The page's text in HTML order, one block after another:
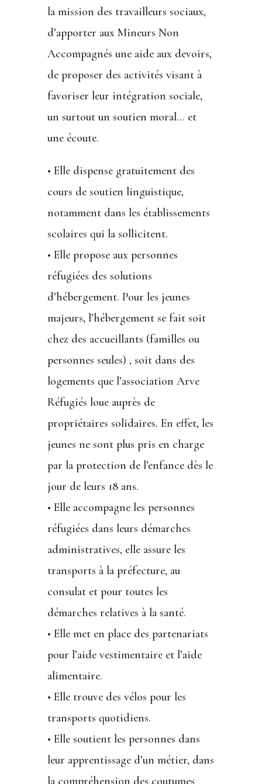
la mission des travailleurs sociaux,
d’apporter aux Mineurs Non
Accompagnés une aide aux devoirs,
de proposer des activités visant à
favoriser leur intégration sociale,
un surtout un soutien moral… et
une écoute.
• Elle dispense gratuitement des
cours de soutien linguistique,
notamment dans les établissements
scolaires qui la sollicitent.
• Elle propose aux personnes
réfugiées des solutions
d’hébergement. Pour les jeunes
majeurs, l’hébergement se fait soit
chez des accueillants (familles ou
personnes seules) , soit dans des
logements que l’association Arve
Réfugiés loue auprès de
propriétaires solidaires. En effet, les
jeunes ne sont plus pris en charge
par la protection de l’enfance dès le
jour de leurs 18 ans.
• Elle accompagne les personnes
réfugiées dans leurs démarches
administratives, elle assure les
transports à la préfecture, au
consulat et pour toutes les
démarches relatives à la santé.
• Elle met en place des partenariats
pour l’aide vestimentaire et l’aide
alimentaire.
• Elle trouve des vélos pour les
transports quotidiens.
• Elle soutient les personnes dans
leur apprentissage d’un métier, dans
la compréhension des coutumes